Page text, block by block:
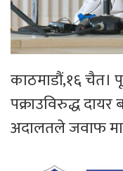
काठमाडौं,१६ चैत।
पक्राउविरुद्ध दायर
अदालतले जवाफ